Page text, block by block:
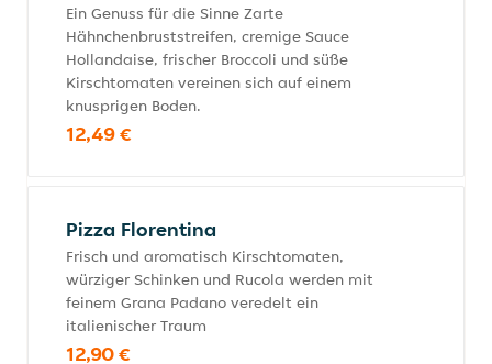
Ein Genuss für die Sinne Zarte
Hähnchenbruststreifen, cremige Sauce
Hollandaise, frischer Broccoli und süße
Kirschtomaten vereinen sich auf einem
knusprigen Boden.
12,49 €
Pizza Florentina
Frisch und aromatisch Kirschtomaten,
würziger Schinken und Rucola werden mit
feinem Grana Padano veredelt ein
italienischer Traum
12,90 €